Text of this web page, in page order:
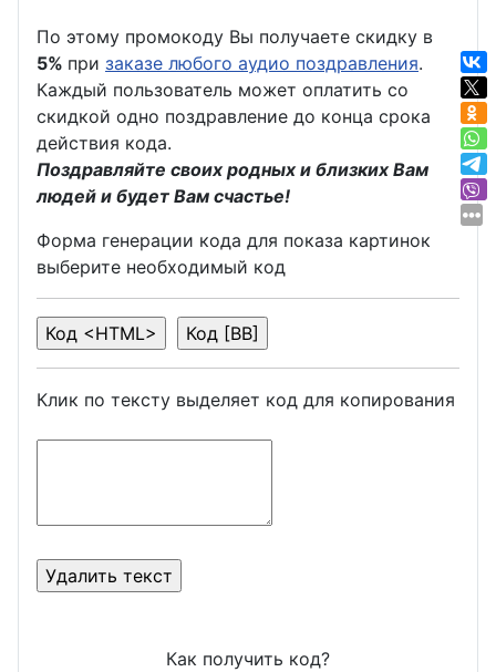
По этому промокоду Вы получаете скидку в
5% при заказе любого аудио поздравления.
Каждый пользователь может оплатить со
скидкой одно поздравление до конца срока
действия кода.
Поздравляйте своих родных и близких Вам
людей и будет Вам счастье!
Форма генерации кода для показа картинок
выберите необходимый код
Клик по тексту выделяет код для копирования
Как получить код?